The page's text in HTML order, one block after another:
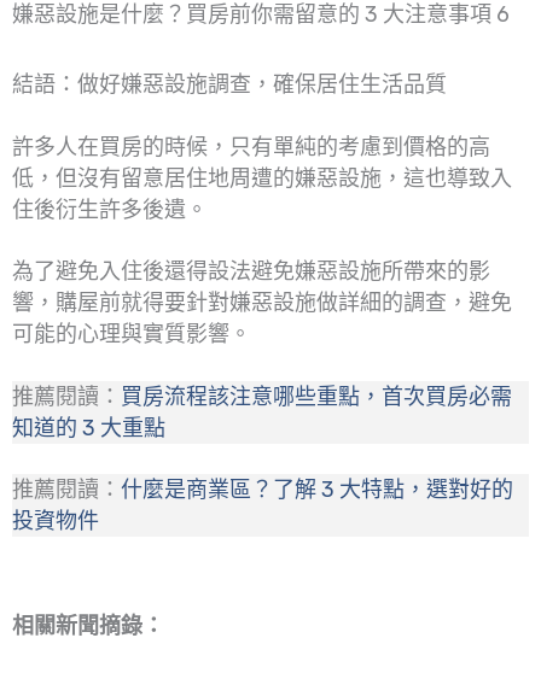
嫌惡設施是什麼？買房前你需留意的 3 大注意事項 6
結語：做好嫌惡設施調查，確保居住生活品質
許多人在買房的時候，只有單純的考慮到價格的高
低，但沒有留意居住地周遭的嫌惡設施，這也導致入
住後衍生許多後遺。
為了避免入住後還得設法避免嫌惡設施所帶來的影
響，購屋前就得要針對嫌惡設施做詳細的調查，避免
可能的心理與實質影響。
推薦閱讀： 買房流程該注意哪些重點，首次買房必需
知道的 3 大重點
推薦閱讀： 什麼是商業區？了解 3 大特點，選對好的
投資物件
相關新聞摘錄：